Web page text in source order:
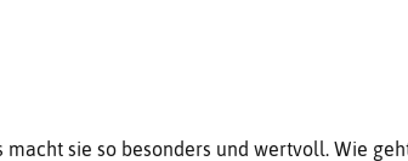
macht sie so besonders und wertvoll. Wie